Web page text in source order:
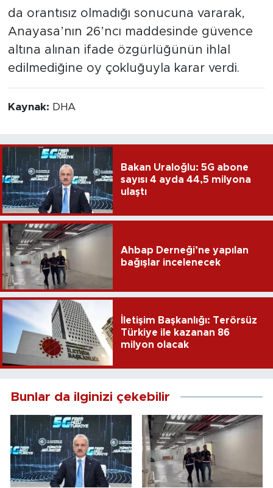
da orantısız olmadığı sonucuna vararak,
Anayasa’nın 26’ncı maddesinde güvence
altına alınan ifade özgürlüğünün ihlal
edilmediğine oy çokluğuyla karar verdi.
Kaynak: DHA
Bakan Uraloğlu: 5G abone
sayısı 4 ayda 44,5 milyona
ulaştı
Ahbap Derneği’ne yapılan
bağışlar incelenecek
İletişim Başkanlığı: Terörsüz
Türkiye ile kazanan 86
milyon olacak
Bunlar da ilginizi çekebilir